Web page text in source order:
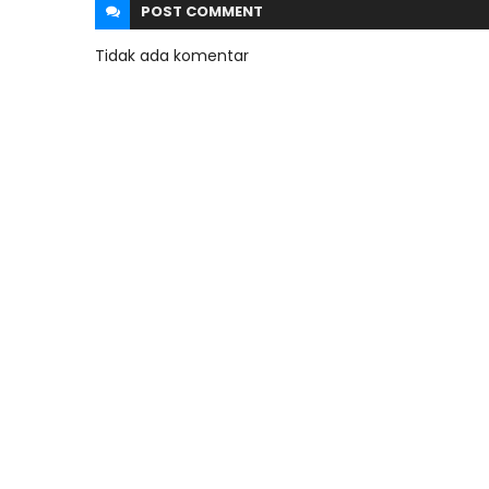
POST COMMENT
Tidak ada komentar